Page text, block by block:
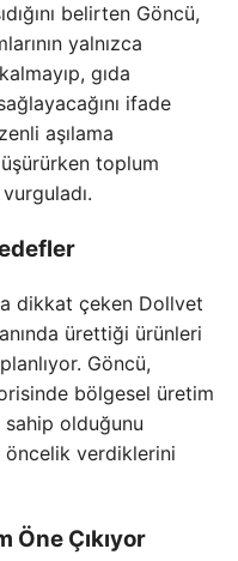
belirten Göncü,
yalnızca
gıda
ifade
aşılama
toplum
vurguladı.
dikkat çeken Dollvet
ürettiği ürünleri
Göncü,
bölgesel üretim
olduğunu
öncelik verdiklerini
Öne Çıkıyor